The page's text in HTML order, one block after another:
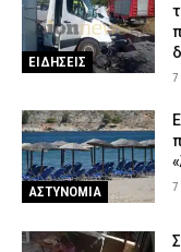
ΕΙΔΗΣΕΙΣ
7
ΑΣΤΥΝΟΜΙΑ 7